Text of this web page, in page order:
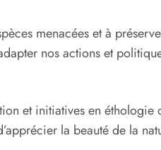
menacées et à
nos actions et
et initiatives en éthologie
la beauté de la